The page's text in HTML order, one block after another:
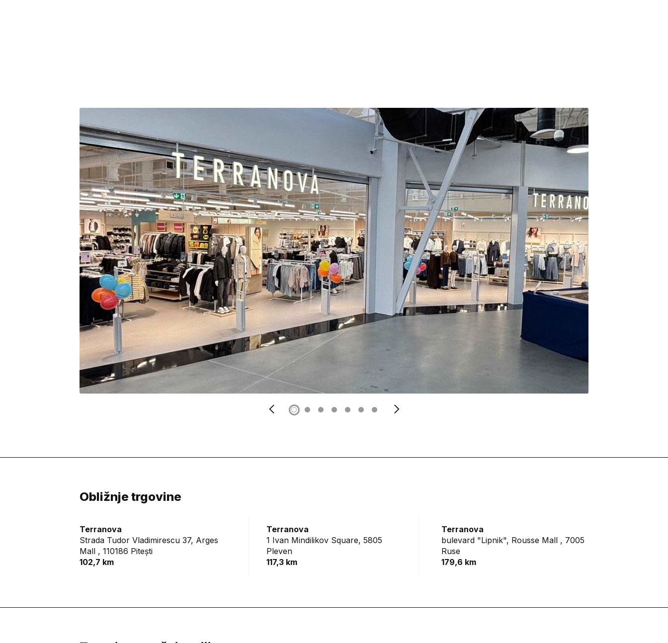
Obližnje trgovine
Terranova
Strada Tudor Vladimirescu 37, Arges
Mall , 110186 Pitești
102,7 km
Terranova
1 Ivan Mindilikov Square, 5805
Pleven
117,3 km
Terranova
bulevard "Lipnik", Rousse Mall , 7005
Ruse
179,6 km